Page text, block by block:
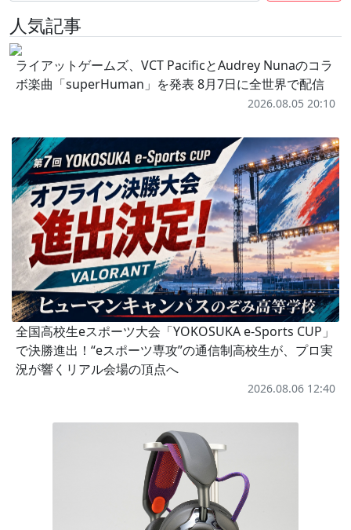
人気記事
ライアットゲームズ、VCT PacificとAudrey Nunaのコラ
ボ楽曲「superHuman」を発表 8月7日に全世界で配信
2026.08.05 20:10
全国高校生eスポーツ大会「YOKOSUKA e-Sports CUP」
で決勝進出！“eスポーツ専攻”の通信制高校生が、プロ実
況が響くリアル会場の頂点へ
2026.08.06 12:40